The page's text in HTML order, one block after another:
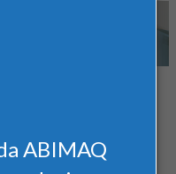
ABIMAQ
- Feira